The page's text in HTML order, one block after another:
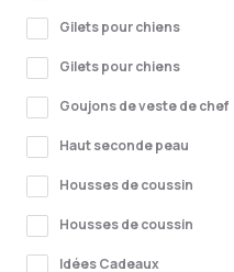
Gilets pour chiens
Gilets pour chiens
Goujons de veste de chef
Haut seconde peau
Housses de coussin
Housses de coussin
Idées Cadeaux